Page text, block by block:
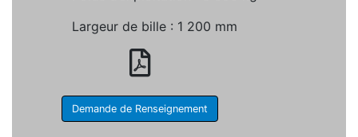
Largeur de bille : 1 200 mm
Demande de Renseignement